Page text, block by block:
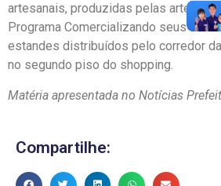
artesanais, produzidas pelas artesãs
Programa Comercializando seus
estandes distribuídos pelo corredor
no segundo piso do shopping.
Matéria apresentada no Notícias
Compartilhe: